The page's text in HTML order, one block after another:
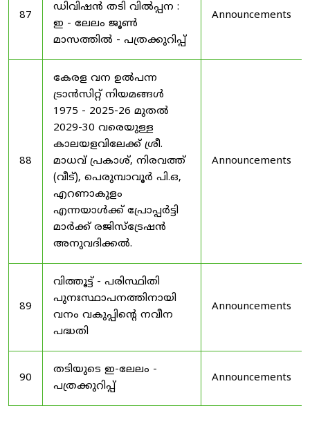
87
ഡിവിഷൻ തടി വിൽപ്പന :
ഇ - ലേലം ജൂൺ
മാസത്തിൽ - പത്രക്കുറിപ്പ്
Announcements
88
കേരള വന ഉൽ‌പന്ന
ട്രാൻസിറ്റ് നിയമങ്ങൾ
1975 - 2025-26 മുതൽ
2029-30 വരെയുള്ള
കാലയളവിലേക്ക് ശ്രീ.
മാധവ് പ്രകാശ്, നിരവത്ത്
(വീട്), പെരുമ്പാവൂർ പി.ഒ,
എറണാകുളം
എന്നയാൾക്ക് പ്രോപ്പർട്ടി
മാർക്ക് രജിസ്ട്രേഷൻ
അനുവദിക്കൽ.
Announcements
89
വിത്തൂട്ട് - പരിസ്ഥിതി
പുനഃസ്ഥാപനത്തിനായി
വനം വകുപ്പിന്റെ നവീന
പദ്ധതി
Announcements
90
തടിയുടെ ഇ-ലേലം -
പത്രക്കുറിപ്പ്
Announcements